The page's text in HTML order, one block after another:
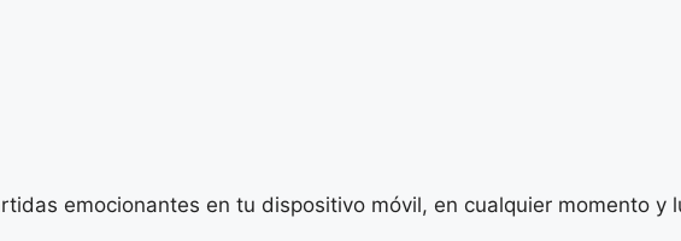
emocionantes en tu dispositivo móvil, en cualquier momento y